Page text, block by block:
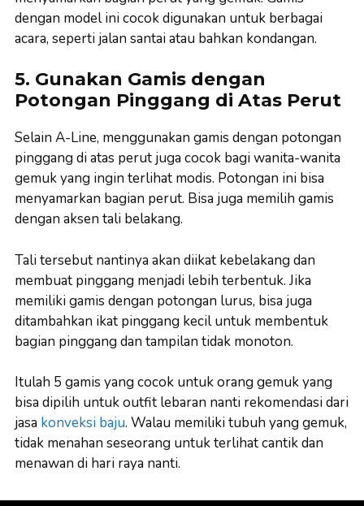
dengan model ini cocok digunakan untuk berbagai
acara, seperti jalan santai atau bahkan kondangan.
5. Gunakan Gamis dengan
Potongan Pinggang di Atas Perut
Selain A-Line, menggunakan gamis dengan potongan
pinggang di atas perut juga cocok bagi wanita-wanita
gemuk yang ingin terlihat modis. Potongan ini bisa
menyamarkan bagian perut. Bisa juga memilih gamis
dengan aksen tali belakang.
Tali tersebut nantinya akan diikat kebelakang dan
membuat pinggang menjadi lebih terbentuk. Jika
memiliki gamis dengan potongan lurus, bisa juga
ditambahkan ikat pinggang kecil untuk membentuk
bagian pinggang dan tampilan tidak monoton.
Itulah 5 gamis yang cocok untuk orang gemuk yang
bisa dipilih untuk outfit lebaran nanti rekomendasi dari
jasa konveksi baju. Walau memiliki tubuh yang gemuk,
tidak menahan seseorang untuk terlihat cantik dan
menawan di hari raya nanti.